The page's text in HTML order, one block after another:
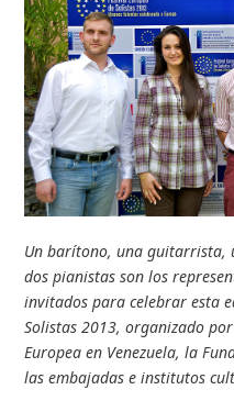
Un barítono, una guitarrista,
dos pianistas son los
invitados para celebrar esta
Solistas 2013, organizado
Europea en Venezuela, la
las embajadas e institutos